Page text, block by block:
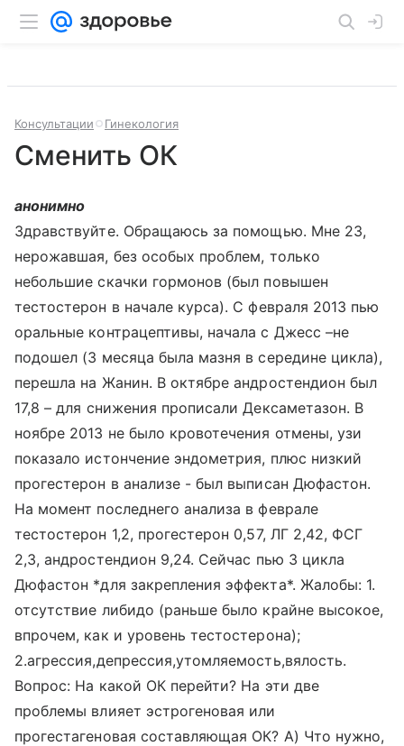
Консультации Гинекология
Сменить ОК
анонимно
Здравствуйте. Обращаюсь за помощью. Мне 23,
нерожавшая, без особых проблем, только
небольшие скачки гормонов (был повышен
тестостерон в начале курса). С февраля 2013 пью
оральные контрацептивы, начала с Джесс –не
подошел (3 месяца была мазня в середине цикла),
перешла на Жанин. В октябре андростендион был
17,8 – для снижения прописали Дексаметазон. В
ноябре 2013 не было кровотечения отмены, узи
показало истончение эндометрия, плюс низкий
прогестерон в анализе - был выписан Дюфастон.
На момент последнего анализа в феврале
тестостерон 1,2, прогестерон 0,57, ЛГ 2,42, ФСГ
2,3, андростендион 9,24. Сейчас пью 3 цикла
Дюфастон *для закрепления эффекта*. Жалобы: 1.
отсутствие либидо (раньше было крайне высокое,
впрочем, как и уровень тестостерона);
2.агрессия,депрессия,утомляемость,вялость.
Вопрос: На какой ОК перейти? На эти две
проблемы влияет эстрогеновая или
прогестагеновая составляющая ОК? А) Что нужно,